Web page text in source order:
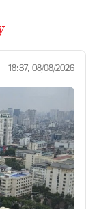
18:37, 08/08/2026